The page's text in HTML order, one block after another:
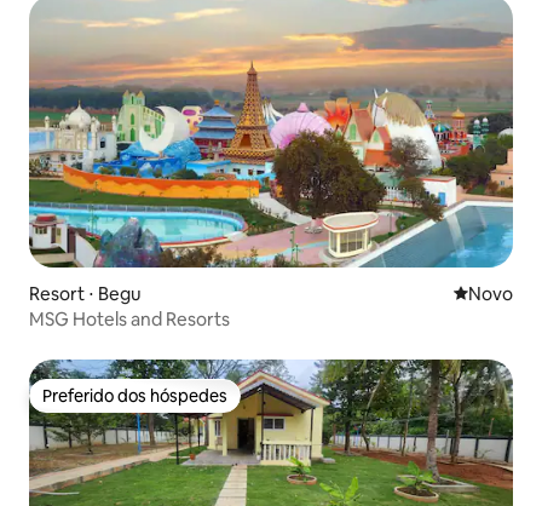
Resort ⋅ Begu Novo
Novo
MSG Hotels and Resorts
Preferido dos hóspedes
Preferido dos hóspedes